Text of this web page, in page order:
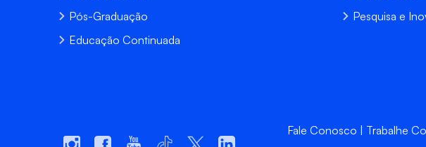
Pós-Graduação
Educação Continuada
Pesquisa e
Fale Conosco Trabalhe